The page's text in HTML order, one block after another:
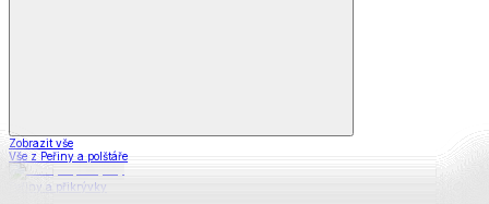
Zobrazit vše
Vše z Peřiny a polštáře
Peřiny a přikrývky